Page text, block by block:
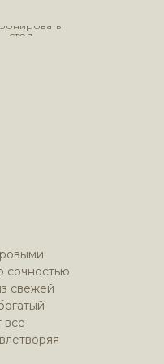
стол
сочностью
свежей
все